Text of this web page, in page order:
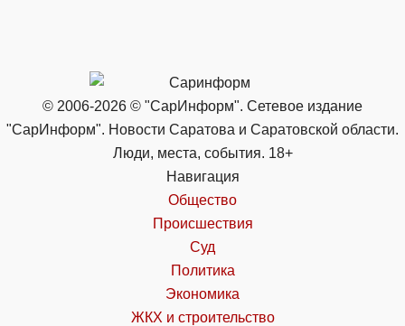
© 2006-2026 © "СарИнформ". Сетевое издание
"СарИнформ". Новости Саратова и Саратовской области.
Люди, места, события. 18+
Навигация
Общество
Происшествия
Суд
Политика
Экономика
ЖКХ и строительство